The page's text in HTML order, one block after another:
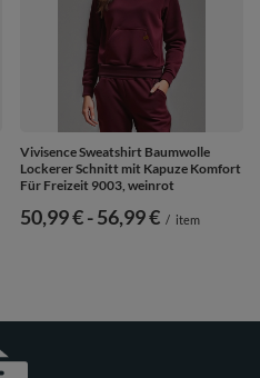
Vivisence Sweatshirt Baumwolle
Lockerer Schnitt mit Kapuze Komfort
Für Freizeit 9003, weinrot
ab
50,99 €-bis
56,99 € / item